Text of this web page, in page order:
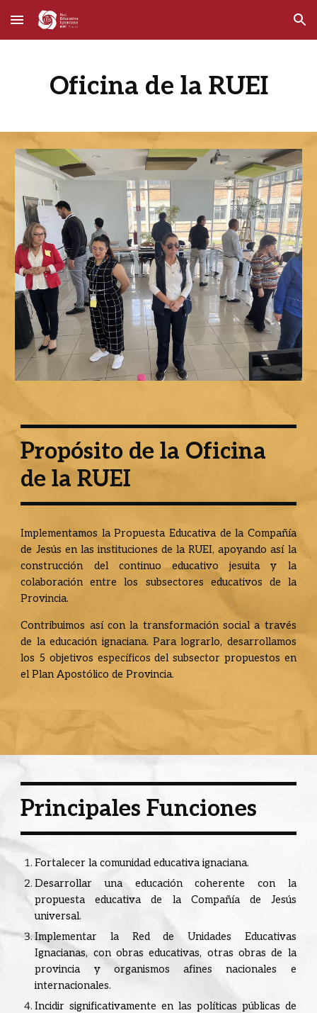
Skip to main content Skip to navigation
Oficina de la RUEI
Propósito de la Oficina
de la RUEI
Implementamos la Propuesta Educativa de la Compañía
de Jesús en las instituciones de la RUEI, apoyando así la
construcción del continuo educativo jesuita y la
colaboración entre los subsectores educativos de la
Provincia.
Contribuimos así con la transformación social a través
de la educación ignaciana. Para lograrlo, desarrollamos
los 5 objetivos específicos del subsector propuestos en
el Plan Apostólico de Provincia.
Principales Funciones
Fortalecer la comunidad educativa ignaciana.
Desarrollar una educación coherente con la
propuesta educativa de la Compañía de Jesús
universal.
Implementar la Red de Unidades Educativas
Ignacianas, con obras educativas, otras obras de la
provincia y organismos afines nacionales e
internacionales.
Incidir significativamente en las políticas públicas de